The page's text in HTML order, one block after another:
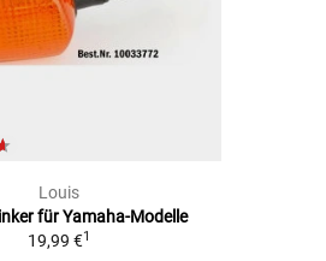
Louis
für Yamaha-Modelle
19,99 €1